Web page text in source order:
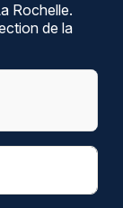
Rochelle.
de la